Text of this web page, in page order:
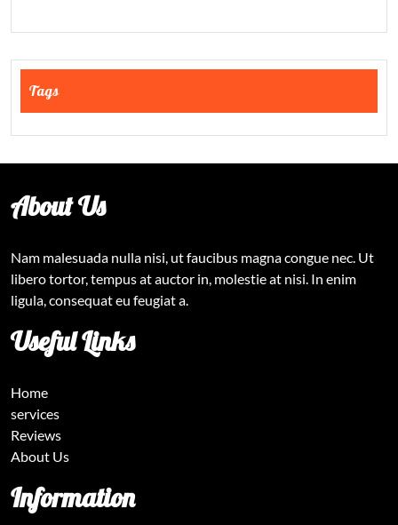
Tags
About Us
Nam malesuada nulla nisi, ut faucibus magna congue nec. Ut
libero tortor, tempus at auctor in, molestie at nisi. In enim
ligula, consequat eu feugiat a.
Useful Links
Home
services
Reviews
About Us
Information